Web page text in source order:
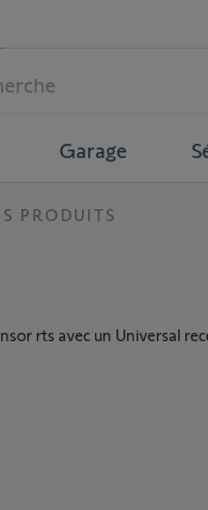
Garage
PRODUITS
rts avec un Universal